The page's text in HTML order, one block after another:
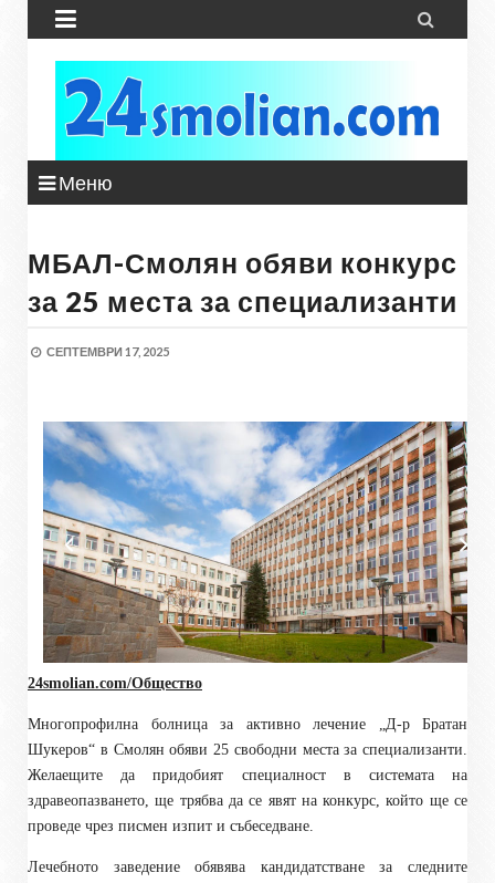
 
Меню
МБАЛ-Смолян обяви конкурс
за 25 места за специализанти
СЕПТЕМВРИ 17, 2025
24smolian.com/Общество
Многопрофилна болница за активно лечение „Д-р Братан
Шукеров“ в Смолян обяви 25 свободни места за специализанти.
Желаещите да придобият специалност в системата на
здравеопазването, ще трябва да се явят на конкурс, който ще се
проведе чрез писмен изпит и събеседване.
Лечебното заведение обявява кандидатстване за следните